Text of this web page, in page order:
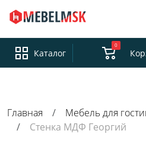
Каталог
0
Главная
Мебель для
Стенка МДФ Георгий